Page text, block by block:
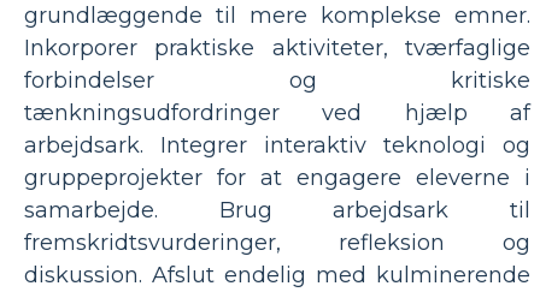
grundlæggende til mere komplekse emner.
Inkorporer praktiske aktiviteter, tværfaglige
forbindelser og kritiske
tænkningsudfordringer ved hjælp af
arbejdsark. Integrer interaktiv teknologi og
gruppeprojekter for at engagere eleverne i
samarbejde. Brug arbejdsark til
fremskridtsvurderinger, refleksion og
diskussion. Afslut endelig med kulminerende